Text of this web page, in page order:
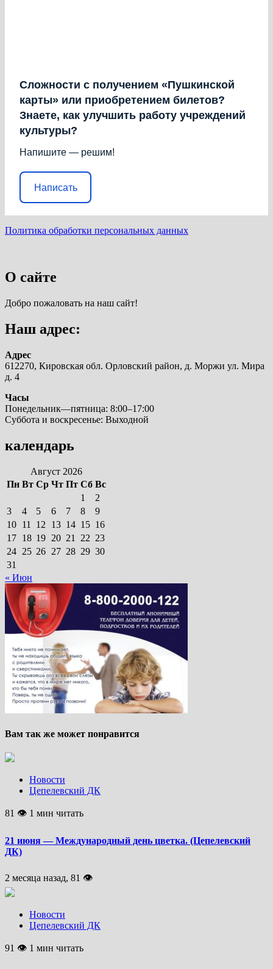
Сложности с получением «Пушкинской
карты» или приобретением билетов?
Знаете, как улучшить работу учреждений
культуры?
Напишите — решим!
Написать
Политика обработки персональных данных
О сайте
Добро пожаловать на наш сайт!
Наш адрес:
Адрес
612270, Кировская обл. Орловский район, д. Моржи ул. Мира
д. 4
Часы
Понедельник—пятница: 8:00–17:00
Суббота и воскресенье: Выходной
календарь
Август 2026
Пн Вт Ср Чт Пт Сб Вс
1
2
3
4 5 6 7 8
9
10 11 12 13 14 15 16
17 18 19 20 21 22 23
24 25 26 27 28 29 30
31
« Июн
Вам так же может понравится
Новости
Цепелевский ДК
81 👁 1 мин читать
21 июня — Международный день цветка. (Цепелевский
ДК)
2 месяца назад, 81 👁
Новости
Цепелевский ДК
91 👁 1 мин читать